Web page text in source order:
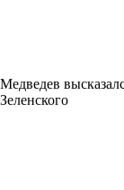
Медведев
Зеленского